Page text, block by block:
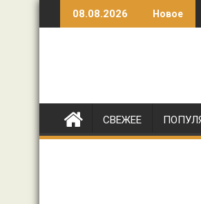
Перейти
к
08.08.2026 Новое
СВЕЖЕЕ